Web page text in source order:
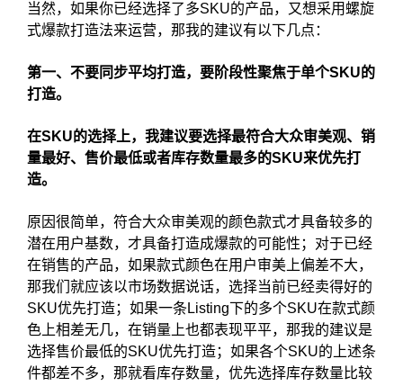
当然，如果你已经选择了多SKU的产品，又想采用螺旋
式爆款打造法来运营，那我的建议有以下几点：
第一、不要同步平均打造，要阶段性聚焦于单个SKU的
打造。
在SKU的选择上，我建议要选择最符合大众审美观、销
量最好、售价最低或者库存数量最多的SKU来优先打
造。
原因很简单，符合大众审美观的颜色款式才具备较多的
潜在用户基数，才具备打造成爆款的可能性；对于已经
在销售的产品，如果款式颜色在用户审美上偏差不大，
那我们就应该以市场数据说话，选择当前已经卖得好的
SKU优先打造；如果一条Listing下的多个SKU在款式颜
色上相差无几，在销量上也都表现平平，那我的建议是
选择售价最低的SKU优先打造；如果各个SKU的上述条
件都差不多，那就看库存数量，优先选择库存数量比较